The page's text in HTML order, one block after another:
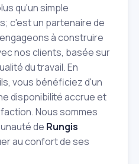
qu'un simple
c'est un partenaire de
à construire
nos clients, basée sur
du travail. En
vous bénéficiez d'un
disponibilité accrue et
Nous sommes
de Rungis
au confort de ses